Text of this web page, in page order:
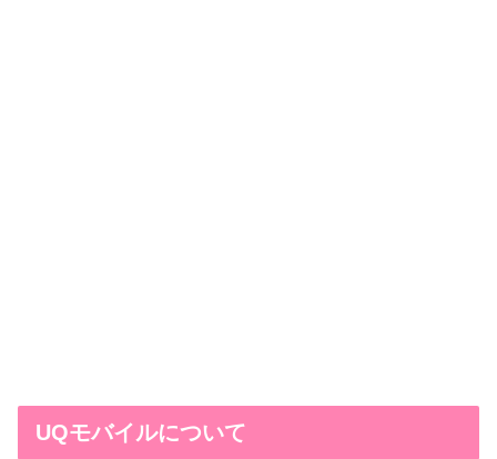
UQモバイルについて